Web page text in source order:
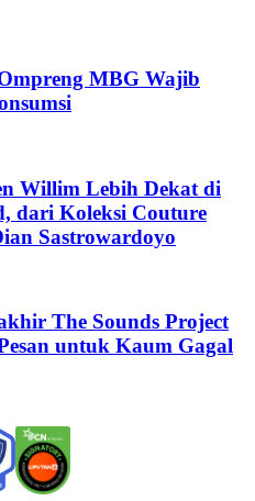
MBG Wajib
Willim Lebih Dekat di
dari Koleksi Couture
Sastrowardoyo
The Sounds Project
untuk Kaum Gagal